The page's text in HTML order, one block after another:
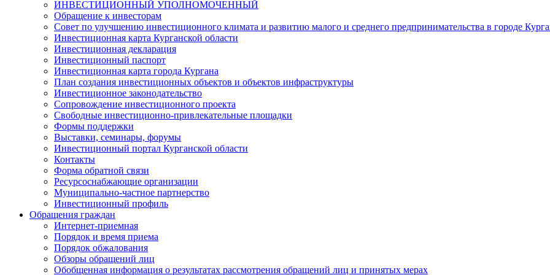
ИНВЕСТИЦИОННЫЙ УПОЛНОМОЧЕННЫЙ
Обращение к инвесторам
Совет по улучшению инвестиционного климата и развитию малого и среднего предпринимательства в городе
Инвестиционная карта Курганской области
Инвестиционная декларация
Инвестиционный паспорт
Инвестиционная карта города Кургана
План создания инвестиционных объектов и объектов инфраструктуры
Инвестиционное законодательство
Сопровождение инвестиционного проекта
Свободные инвестиционно-привлекательные площадки
Формы поддержки
Выставки, семинары, форумы
Инвестиционный портал Курганской области
Контакты
Форма обратной связи
Ресурсоснабжающие организации
Муниципально-частное партнерство
Инвестиционный профиль
Обращения граждан
Интернет-приемная
Порядок и время приема
Порядок обжалования
Обзоры обращений лиц
Обобщенная информация о результатах рассмотрения обращений лиц и принятых мерах